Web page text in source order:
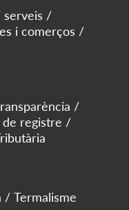
serveis
i comerços
registre
Termalisme